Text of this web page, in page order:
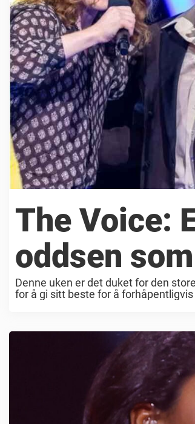
The Voice:
oddsen
Denne uken er det duket for den
for å gi sitt beste for å